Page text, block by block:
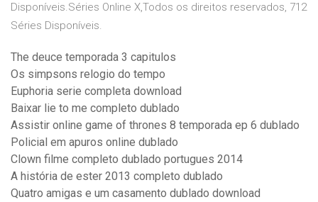
Disponíveis.Séries Online X,Todos os direitos reservados, 712
Séries Disponíveis.
The deuce temporada 3 capitulos
Os simpsons relogio do tempo
Euphoria serie completa download
Baixar lie to me completo dublado
Assistir online game of thrones 8 temporada ep 6 dublado
Policial em apuros online dublado
Clown filme completo dublado portugues 2014
A história de ester 2013 completo dublado
Quatro amigas e um casamento dublado download